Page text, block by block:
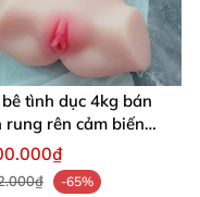
tình dục 4kg bán
rung rên cảm biến
xoè hồng hào như
-65%